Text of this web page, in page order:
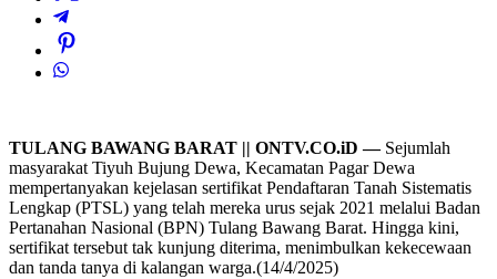
TULANG BAWANG BARAT || ONTV.CO.iD — Sejumlah
masyarakat Tiyuh Bujung Dewa, Kecamatan Pagar Dewa
mempertanyakan kejelasan sertifikat Pendaftaran Tanah Sistematis
Lengkap (PTSL) yang telah mereka urus sejak 2021 melalui Badan
Pertanahan Nasional (BPN) Tulang Bawang Barat. Hingga kini,
sertifikat tersebut tak kunjung diterima, menimbulkan kekecewaan
dan tanda tanya di kalangan warga.(14/4/2025)